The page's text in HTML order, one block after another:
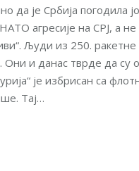
да је Србија погодила
агресије на СРЈ, а не
Људи из 250. ракетне
Они и данас тврде да су
је избрисан са
Тај…